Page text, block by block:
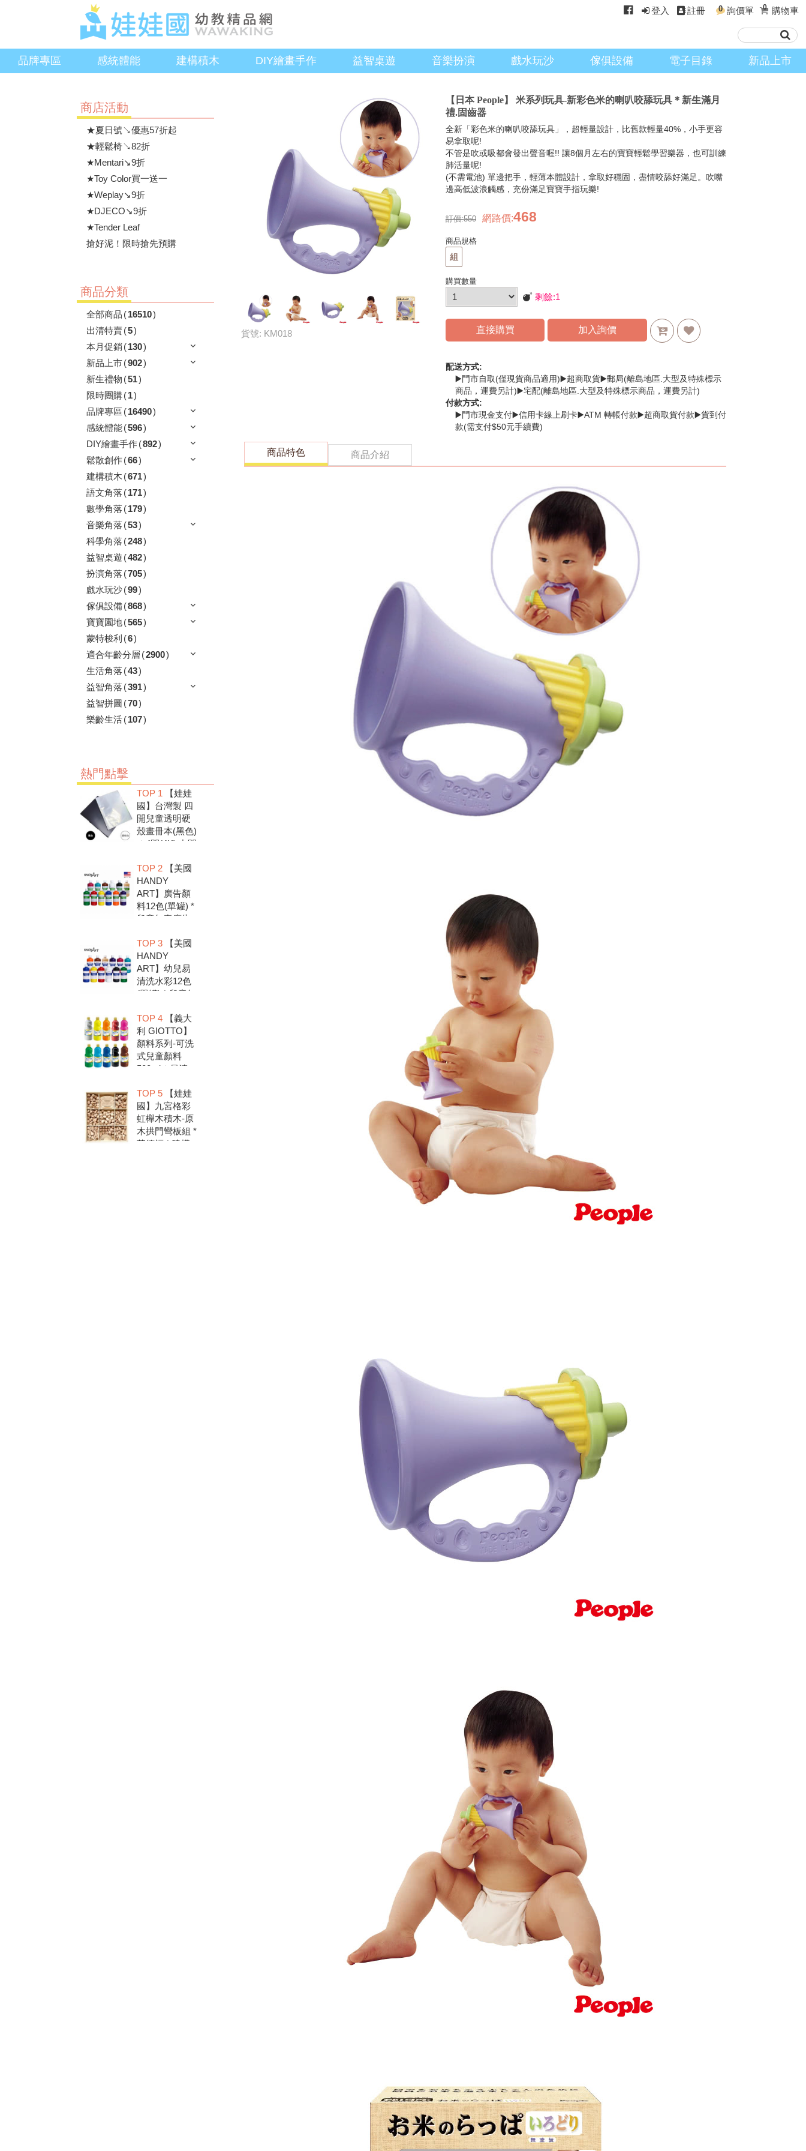
登入 註冊 0 詢價單 0 購物車
品牌專區 感統體能 建構積木 DIY繪畫手作 益智桌遊 音樂扮演 戲水玩沙 傢俱設備 電子目錄 新品上市
商店活動
★夏日號↘優惠57折起
★輕鬆椅↘82折
★Mentari↘9折
★Toy Color買一送一
★Weplay↘9折
★DJECO↘9折
★Tender Leaf
搶好泥！限時搶先預購
商品分類
全部商品 (16510)
出清特賣(5)
本月促銷(130)
新品上市(902)
新生禮物 (51)
限時團購(1)
品牌專區 (16490)
感統體能(596)
DIY繪畫手作(892)
鬆散創作(66)
建構積木 (671)
語文角落 (171)
數學角落 (179)
音樂角落 (53)
科學角落 (248)
益智桌遊 (482)
扮演角落 (705)
戲水玩沙(99)
傢俱設備(868)
寶寶園地(565)
蒙特梭利 (6)
適合年齡分層 (2900)
生活角落 (43)
益智角落 (391)
益智拼圖 (70)
樂齡生活(107)
熱門點擊
TOP 1 【娃娃
國】台灣製 四
開兒童透明硬
殼畫冊本(黑色)
＊4開(4K).中間
扣.資料袋.圖畫
紙收集冊.收納
冊
TOP 2【美國
HANDY
ART】廣告顏
料12色(單罐) *
兒童無毒廣告
放心，彩繪DIY
超有趣
TOP 3【美國
HANDY
ART】幼兒易
清洗水彩12色
(單罐) * 兒童無
安全好放心，
彩繪DIY超有趣
TOP 4【義大
利 GIOTTO】
顏料系列-可洗
式兒童顏料
500ml＊易清
童美勞.親子部
落客推薦
TOP 5【娃娃
國】九宮格彩
虹櫸木積木-原
木拱門彎板組 *
華德福 * 建構
貨號: KM018
【日本 People】 米系列玩具-新彩色米的喇叭咬舔玩具＊新生滿月
禮.固齒器
全新「彩色米的喇叭咬舔玩具」，超輕量設計，比舊款輕量40%，小手更容
易拿取呢!
不管是吹或吸都會發出聲音喔!! 讓8個月左右的寶寶輕鬆學習樂器，也可訓練
肺活量呢!
(不需電池) 單邊把手，輕薄本體設計，拿取好穩固，盡情咬舔好滿足。吹嘴
邊高低波浪觸感，充份滿足寶寶手指玩樂!
訂價:550 網路價:468
商品規格
組
購買數量
剩餘:1
直接購買 加入詢價
配送方式:
▶️門市自取(僅現貨商品適用)▶️超商取貨▶️郵局(離島地區.大型及特殊標示
商品，運費另計)▶️宅配(離島地區.大型及特殊標示商品，運費另計)
付款方式:
▶️門市現金支付▶️信用卡線上刷卡▶️ATM 轉帳付款▶️超商取貨付款▶️貨到付
款(需支付$50元手續費)
商品特色 商品介紹